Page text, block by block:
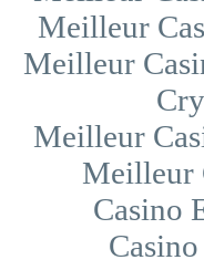
Meilleur
Meilleur
Meilleur
Meilleur
Casino